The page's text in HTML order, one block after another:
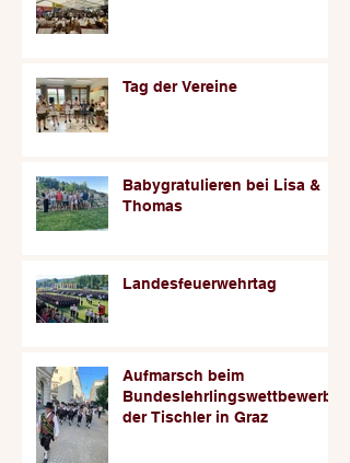
Tag der Vereine
Babygratulieren bei Lisa &
Thomas
Landesfeuerwehrtag
Aufmarsch beim
Bundeslehrlingswettbewerb
der Tischler in Graz